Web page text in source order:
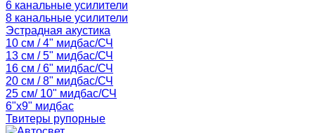
6 канальные усилители
8 канальные усилители
Эстрадная акустика
10 см / 4" мидбас/СЧ
13 см / 5" мидбас/СЧ
16 см / 6" мидбас/СЧ
20 см / 8" мидбас/СЧ
25 см/ 10" мидбас/СЧ
6"x9" мидбас
Твитеры рупорные